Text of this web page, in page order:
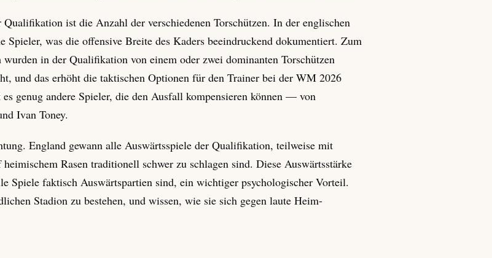
ist die Anzahl der verschiedenen Torschützen. In der englischen
Spieler, was die offensive Breite des Kaders beeindruckend dokumentiert. Zum
in der Qualifikation von einem oder zwei dominanten Torschützen
und das erhöht die taktischen Optionen für den Trainer bei der WM 2026
genug andere Spieler, die den Ausfall kompensieren können — von
Ivan Toney.
England gewann alle Auswärtsspiele der Qualifikation, teilweise mit
Rasen traditionell schwer zu schlagen sind. Diese Auswärtsstärke
Spiele faktisch Auswärtspartien sind, ein wichtiger psychologischer Vorteil.
Stadion zu bestehen, und wissen, wie sie sich gegen laute Heim-